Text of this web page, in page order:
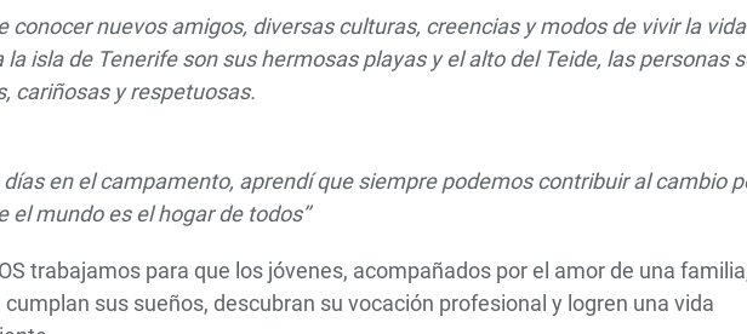
conocer nuevos amigos, diversas culturas, creencias y modos de vivir la
isla de Tenerife son sus hermosas playas y el alto del Teide, las personas
cariñosas y respetuosas.
en el campamento, aprendí que siempre podemos contribuir al cambio
mundo es el hogar de todos’’
trabajamos para que los jóvenes, acompañados por el amor de una
sus sueños, descubran su vocación profesional y logren una vida